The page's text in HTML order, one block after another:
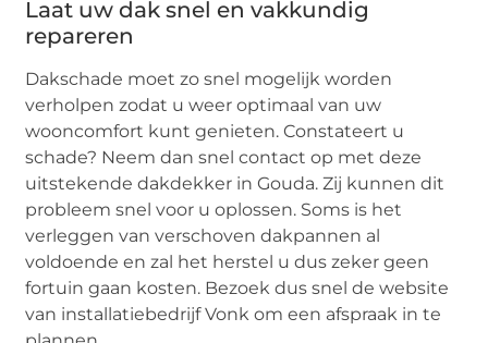
Laat uw dak snel en vakkundig
repareren
Dakschade moet zo snel mogelijk worden
verholpen zodat u weer optimaal van uw
wooncomfort kunt genieten. Constateert u
schade? Neem dan snel contact op met deze
uitstekende dakdekker in Gouda. Zij kunnen dit
probleem snel voor u oplossen. Soms is het
verleggen van verschoven dakpannen al
voldoende en zal het herstel u dus zeker geen
fortuin gaan kosten. Bezoek dus snel de website
van installatiebedrijf Vonk om een afspraak in te